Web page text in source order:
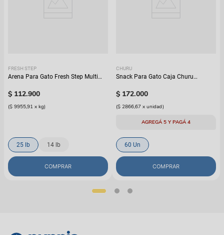
FRESH STEP
Arena Para Gato Fresh Step Multi
$ 112.900
($ 9955,91 x kg)
25 lb 14 lb
COMPRAR
CHURU
Snack Para Gato Caja Churu
$ 172.000
($ 2866,67 x unidad)
AGREGÁ 5 Y PAGÁ 4
60 Un
COMPRAR